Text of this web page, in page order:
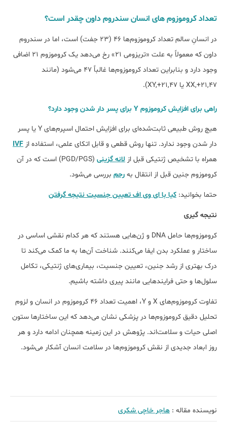
تعداد کروموزوم ھای انسان سندروم داون چقدر است؟
در انسانِ سالم تعداد کروموزوم‌ها ۴۶ (۲۳ جفت) است، اما در سندروم
داون که معمولاً به علت «تریزومی ۲۱» رخ می‌دهد یک کروموزوم ۲۱ اضافی
وجود دارد و بنابراین تعداد کروموزوم‌ها غالباً ۴۷ می‌شود (مانند
47,XX,+21 یا 47,XY,+21).
راهی برای افزایش کروموزوم Y برای پسر دار شدن وجود دارد؟
هیچ روش طبیعی ثابت‌شده‌ای برای افزایش احتمال اسپرم‌های Y یا پسر
دار شدن وجود ندارد. تنها روش قطعی و قابل ‌اتکای علمی، استفاده از IVF
همراه با تشخیص ژنتیکی قبل از لانه‌ گزینی
(PGD/PGS) است که در آن
کروموزوم جنین قبل از انتقال به رحم بررسی می‌شود.
حتما بخوانید: کیا با ای وی اف تعیین جنسیت نتیجه گرفتن
نتیجه ‌گیری
کروموزوم‌ها حامل DNA و ژن‌هایی هستند که هر کدام نقشی اساسی در
ساختار و عملکرد بدن ایفا می‌کنند. شناخت آن‌ها به ما کمک می‌کند تا
درک بهتری از رشد جنین، تعیین جنسیت، بیماری‌های ژنتیکی، تکامل
سلول‌ها و حتی فرایندهایی مانند پیری داشته باشیم.
تفاوت کروموزوم‌های X و Y، اهمیت تعداد ۴۶ کروموزوم در انسان و لزوم
تحلیل دقیق کروموزوم‌ها در پزشکی نشان می‌دهد که این ساختارها ستون
اصلی حیات و سلامت‌اند. پژوهش در این زمینه همچنان ادامه دارد و هر
روز ابعاد جدیدی از نقش کروموزوم‌ها در سلامت انسان آشکار می‌شود.
نویسنده مقاله : هاجر خاچی شکری